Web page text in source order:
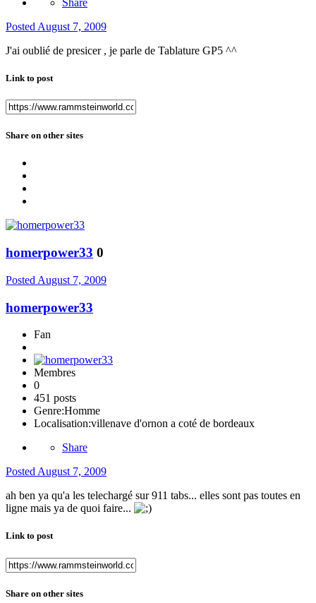
Posted August 7, 2009
J'ai oublié de presicer , je parle de Tablature GP5 ^^
Link to post
Share on other sites
homerpower33 0
Posted August 7, 2009
homerpower33
Fan
Membres
0
451 posts
Genre:Homme
Localisation:villenave d'ornon a coté de bordeaux
Share
Posted August 7, 2009
ah ben ya qu'a les telechargé sur 911 tabs... elles sont pas toutes en
ligne mais ya de quoi faire...
Link to post
Share on other sites